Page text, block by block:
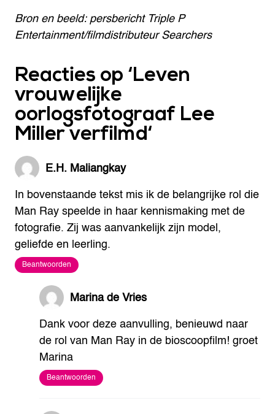
Bron en beeld: persbericht Triple P
Entertainment/filmdistributeur Searchers
Reacties op ‘Leven
vrouwelijke
oorlogsfotograaf Lee
Miller verfilmd‘
E.H. Maliangkay
In bovenstaande tekst mis ik de belangrijke rol die
Man Ray speelde in haar kennismaking met de
fotografie. Zij was aanvankelijk zijn model,
geliefde en leerling.
Beantwoorden
Marina de Vries
Dank voor deze aanvulling, benieuwd naar
de rol van Man Ray in de bioscoopfilm! groet
Marina
Beantwoorden